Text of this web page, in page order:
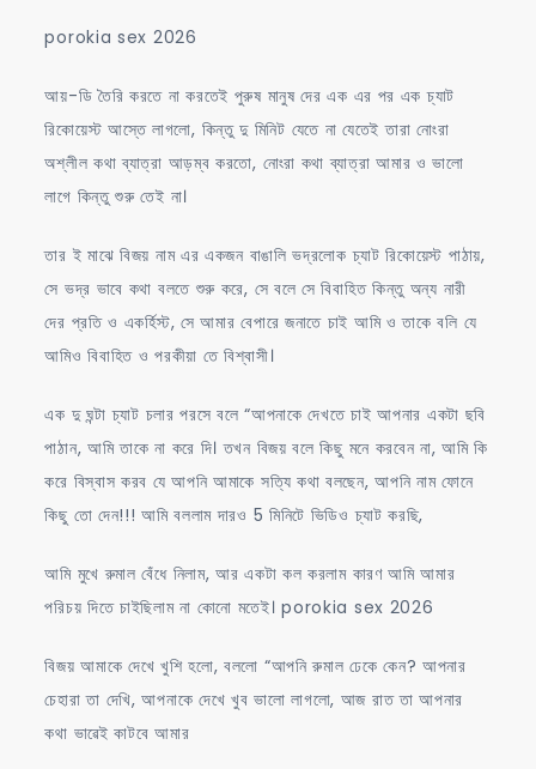
porokia sex 2026
আয়-ডি তৈরি করতে না করতেই পুরুষ মানুষ দের এক এর পর এক চ্যাট
রিকোয়েস্ট আস্তে লাগলো, কিন্তু দু মিনিট যেতে না যেতেই তারা নোংরা
অশ্লীল কথা ব্যাত্রা আড়ম্ব করতো, নোংরা কথা ব্যাত্রা আমার ও ভালো
লাগে কিন্তু শুরু তেই না।
তার ই মাঝে বিজয় নাম এর একজন বাঙালি ভদ্রলোক চ্যাট রিকোয়েস্ট পাঠায়,
সে ভদ্র ভাবে কথা বলতে শুরু করে, সে বলে সে বিবাহিত কিন্তু অন্য নারী
দের প্রতি ও একর্হিস্ট, সে আমার বেপারে জনাতে চাই আমি ও তাকে বলি যে
আমিও বিবাহিত ও পরকীয়া তে বিশ্বাসী।
এক দু ঘন্টা চ্যাট চলার পরসে বলে “আপনাকে দেখতে চাই আপনার একটা ছবি
পাঠান, আমি তাকে না করে দি। তখন বিজয় বলে কিছু মনে করবেন না, আমি কি
করে বিস্বাস করব যে আপনি আমাকে সত্যি কথা বলছেন, আপনি নাম ফোনে
কিছু তো দেন!!! আমি বললাম দারও 5 মিনিটে ভিডিও চ্যাট করছি,
আমি মুখে রুমাল বেঁধে নিলাম, আর একটা কল করলাম কারণ আমি আমার
পরিচয় দিতে চাইছিলাম না কোনো মতেই। porokia sex 2026
বিজয় আমাকে দেখে খুশি হলো, বললো “আপনি রুমাল ঢেকে কেন? আপনার
চেহারা তা দেখি, আপনাকে দেখে খুব ভালো লাগলো, আজ রাত তা আপনার
কথা ভাৱেই কাটবে আমার